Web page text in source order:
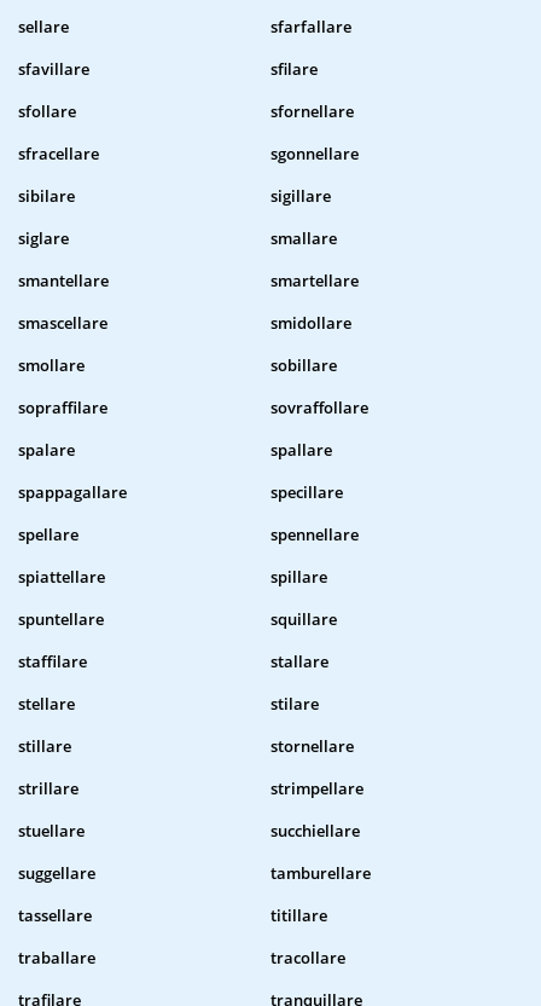
sellare
sfarfallare
sfavillare
sfilare
sfollare
sfornellare
sfracellare
sgonnellare
sibilare
sigillare
siglare
smallare
smantellare
smartellare
smascellare
smidollare
smollare
sobillare
sopraffilare
sovraffollare
spalare
spallare
spappagallare
specillare
spellare
spennellare
spiattellare
spillare
spuntellare
squillare
staffilare
stallare
stellare
stilare
stillare
stornellare
strillare
strimpellare
stuellare
succhiellare
suggellare
tamburellare
tassellare
titillare
traballare
tracollare
trafilare
tranquillare